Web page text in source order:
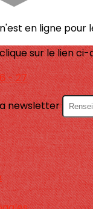
en ligne pour
sur le lien ci-
- 27
newsletter